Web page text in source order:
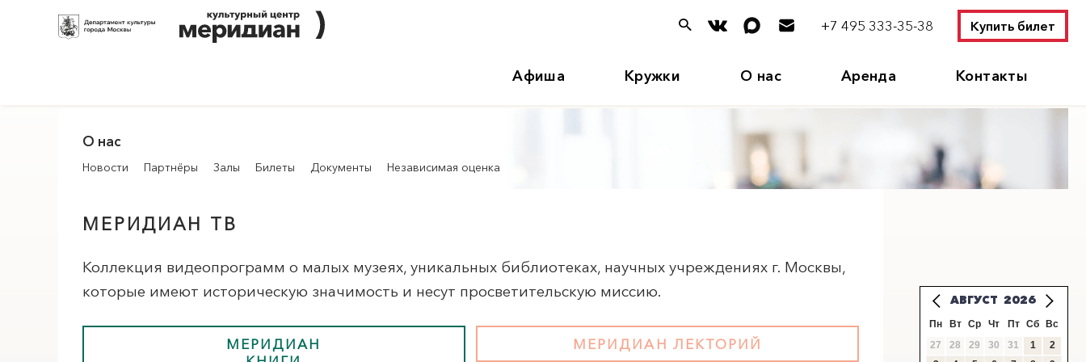
+7 495 333-35-38 Купить билет
Афиша Кружки О нас Аренда Контакты
ПОИСК ПО МЕРОПРИЯТИЯМ X
О нас
Новости Партнёры Залы Билеты Документы Независимая оценка
МЕРИДИАН ТВ
Коллекция видеопрограмм о малых музеях, уникальных библиотеках, научных учреждениях г. Москвы,
которые имеют историческую значимость и несут просветительскую миссию.
МЕРИДИАН
МЕРИДИАН ЛЕКТОРИЙ
АВГУСТ 2026
Пн Вт Ср Чт Пт Сб
Вс
27
28 29 30 31 1
2